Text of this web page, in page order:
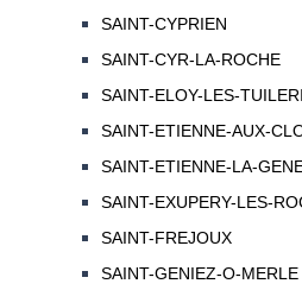
SAINT-CYPRIEN
SAINT-CYR-LA-ROCHE
SAINT-ELOY-LES-
SAINT-ETIENNE-AUX-
SAINT-ETIENNE-LA-
SAINT-EXUPERY-LES-
SAINT-FREJOUX
SAINT-GENIEZ-O-MERLE